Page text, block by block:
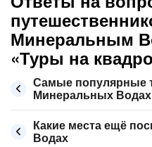
Минеральным
«Туры на
Самые популярные
Минеральных Водах
Какие места ещё
Водах